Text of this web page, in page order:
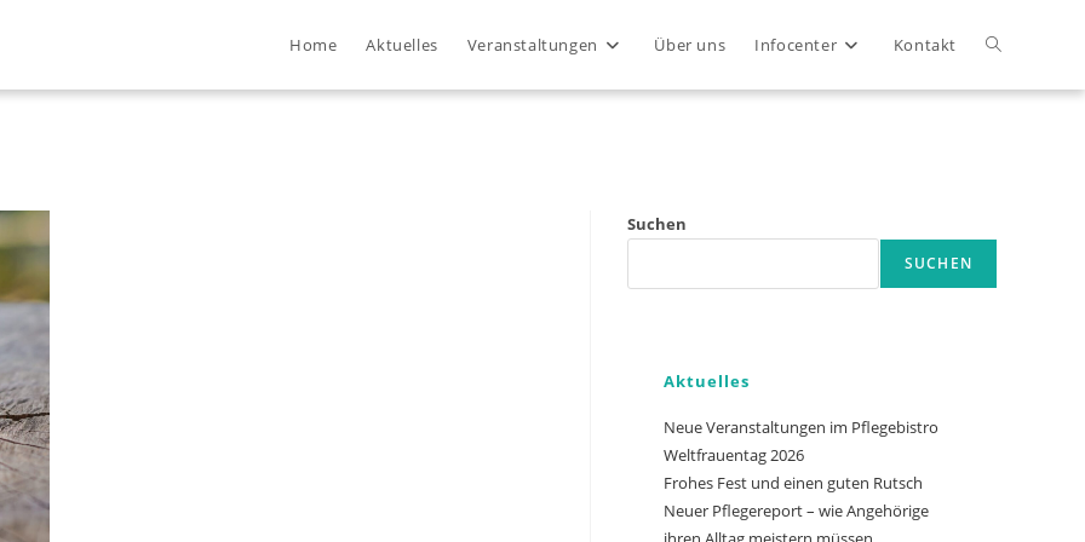
Home Aktuelles Veranstaltungen Über uns Infocenter Kontakt Website-
Suchen
SUCHEN
Aktuelles
Neue Veranstaltungen im Pflegebistro
Weltfrauentag 2026
Frohes Fest und einen guten Rutsch
Neuer Pflegereport – wie Angehörige